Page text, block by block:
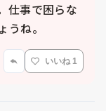
仕事で困らな
ね。
いいね 1